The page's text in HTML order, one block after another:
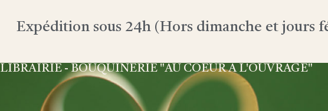
Expédition sous 24h (Hors dimanche et jours
LIBRAIRIE - BOUQUINERIE "AU COEUR À L'OUVRAGE"